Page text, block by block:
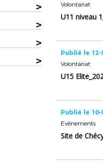
>
>
>
>
Volontariat
U11 niveau
Publié le 12-
Volontariat
U15
Publié le 10-
Evènements
Site de